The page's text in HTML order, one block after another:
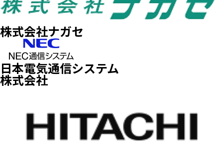
株式会社ナガセ
日本電気通信システム
株式会社